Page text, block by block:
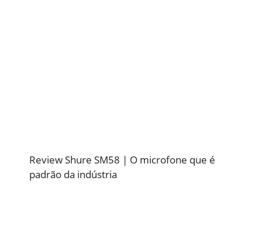
Review Shure SM58 | O microfone que é
padrão da indústria